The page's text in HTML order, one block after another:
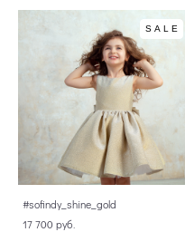
SALE
#sofindy_shine_gold
17 700 pуб.